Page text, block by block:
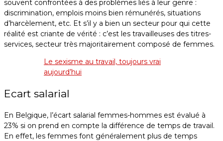
souvent confrontées à des problèmes liés à leur genre :
discrimination, emplois moins bien rémunérés, situations
d’harcèlement, etc. Et s’il y a bien un secteur pour qui cette
réalité est criante de vérité : c’est les travailleuses des titres-
services, secteur très majoritairement composé de femmes.
Le sexisme au travail, toujours vrai
aujourd’hui
Ecart salarial
En Belgique, l’écart salarial femmes-hommes est évalué à
23% si on prend en compte la différence de temps de travail.
En effet, les femmes font généralement plus de temps